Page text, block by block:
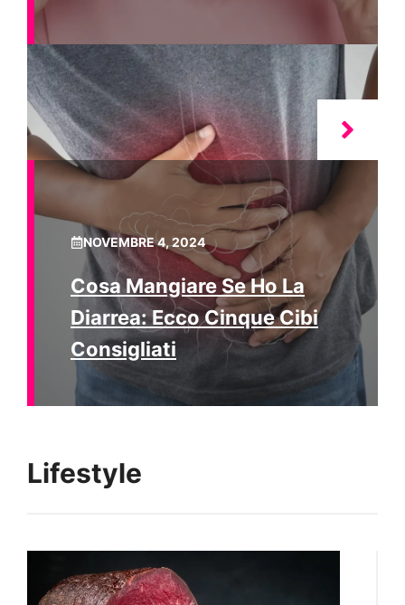
NOVEMBRE 4, 2024
Cosa Mangiare Se Ho La
Diarrea: Ecco Cinque Cibi
Consigliati
Lifestyle